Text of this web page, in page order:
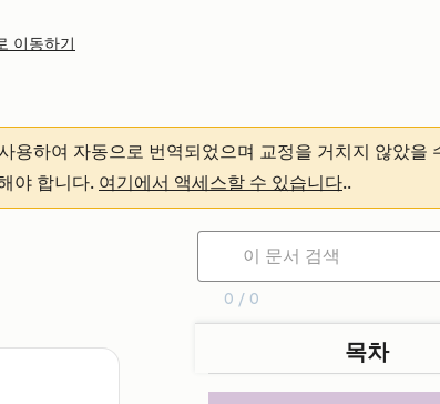
이동하기
용하여 자동으로 번역되었으며 교정을 거치지 않았을
야 합니다. 여기에서 액세스할 수 있습니다..
0 / 0
목차